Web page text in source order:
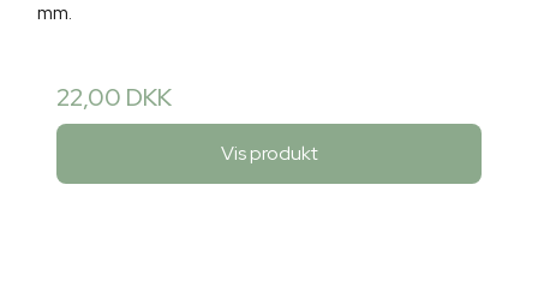
mm.
22,00 DKK
Vis produkt